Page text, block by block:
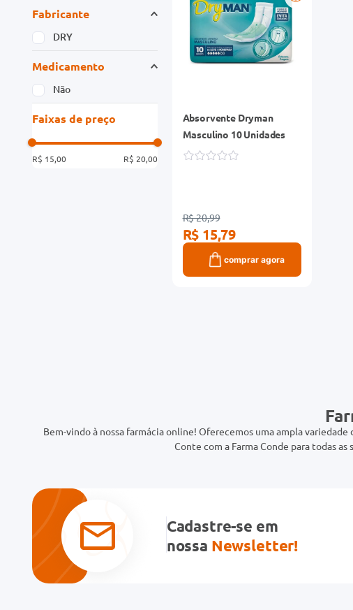
Fabricante
DRY
Medicamento
Não
Faixas de preço
R$ 15,00 R$ 20,00
Absorvente Dryman
Masculino 10 Unidades
R$ 20,99
R$ 15,79
comprar agora
Bem-vindo à nossa farmácia online! Oferecemos uma ampla
Conte com a Farma Conde para todas
Cadastre-se em
nossa Newsletter!